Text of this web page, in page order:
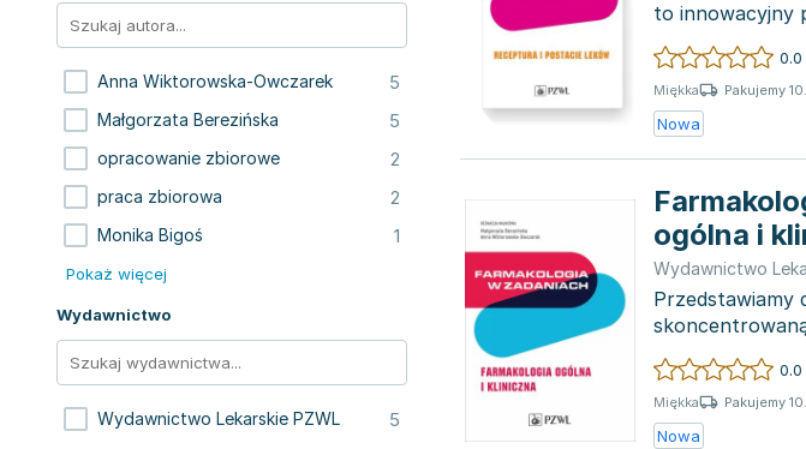
Anna Wiktorowska-Owczarek 5
Małgorzata Berezińska 5
opracowanie zbiorowe 2
praca zbiorowa 2
Monika Bigoś 1
Pokaż więcej
Wydawnictwo
Wydawnictwo Lekarskie PZWL 5
to innowacyjny
farmakologii po...
0.0
Miękka Pakujemy
Nowa
ogólna i
Wydawnictwo
Przedstawiamy
podręcznik wy...
0.0
Miękka Pakujemy
Nowa